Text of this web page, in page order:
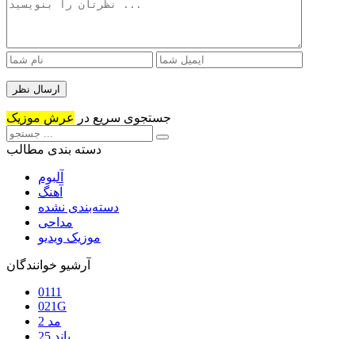
جستجوی سریع در عرش موزیک
دسته بندی مطالب
آلبوم
آهنگ
دسته‌بندی نشده
مداحی
موزیک ویدیو
آرشیو خوانندگان
0111
021G
2 مد
25 باند